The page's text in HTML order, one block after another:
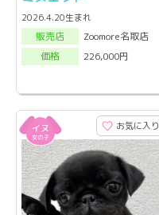
2026.4.20生まれ
販売店
Zoomore名取店
価格
226,000円
お気に入り